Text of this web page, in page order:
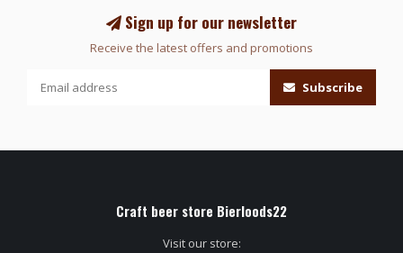
Sign up for our newsletter
Receive the latest offers and promotions
Subscribe
Craft beer store Bierloods22
Visit our store: